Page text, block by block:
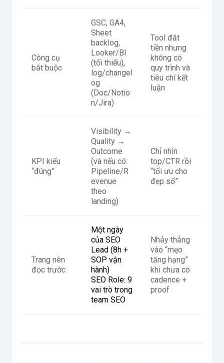
Công cụ
bắt buộc
GSC, GA4,
Sheet
backlog,
Looker/BI
(tối thiểu),
log/changel
og
(Doc/Notio
n/Jira)
Tool đắt
tiền nhưng
không có
quy trình và
tiêu chí kết
luận
KPI kiểu
“đúng”
Visibility →
Quality →
Outcome
(và nếu có:
Pipeline/R
evenue
theo
landing)
Chỉ nhìn
top/CTR rồi
“tối ưu cho
đẹp số”
Trang nên
đọc trước
Một ngày
của SEO
Lead (8h +
SOP vận
hành)
SEO Role: 9
vai trò trong
team SEO
Nhảy thẳng
vào “mẹo
tăng hạng”
khi chưa có
cadence +
proof